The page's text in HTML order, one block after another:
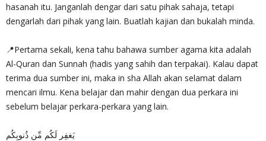
hasanah itu. Janganlah dengar dari satu pihak sahaja, tetapi
dengarlah dari pihak yang lain. Buatlah kajian dan bukalah minda.
📍Pertama sekali, kena tahu bahawa sumber agama kita adalah
Al-Quran dan Sunnah (hadis yang sahih dan terpakai). Kalau dapat
terima dua sumber ini, maka in sha Allah akan selamat dalam
mencari ilmu. Kena belajar dan mahir dengan dua perkara ini
sebelum belajar perkara-perkara yang lain.
يَغفِر لَكُم مِّن ذُنوبِكُم